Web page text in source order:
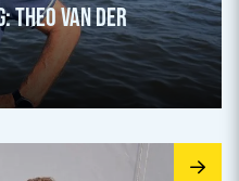
THEO VAN DER